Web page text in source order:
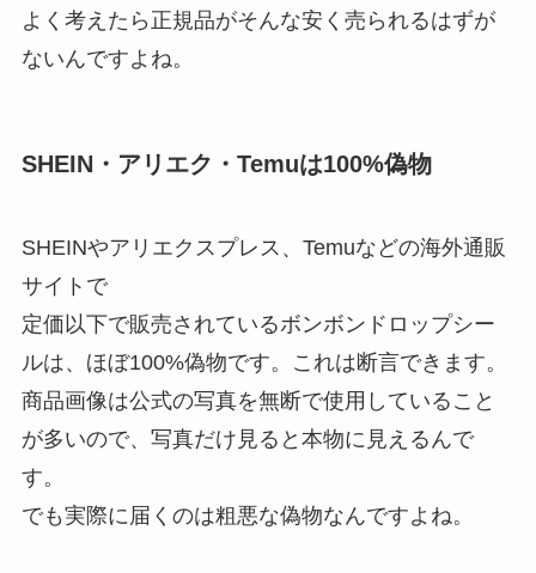
よく考えたら正規品がそんな安く売られるはずが
ないんですよね。
SHEIN・アリエク・Temuは100%偽物
SHEINやアリエクスプレス、Temuなどの海外通販
サイトで
定価以下で販売されているボンボンドロップシー
ルは、ほぼ100%偽物です。これは断言できます。
商品画像は公式の写真を無断で使用していること
が多いので、写真だけ見ると本物に見えるんで
す。
でも実際に届くのは粗悪な偽物なんですよね。